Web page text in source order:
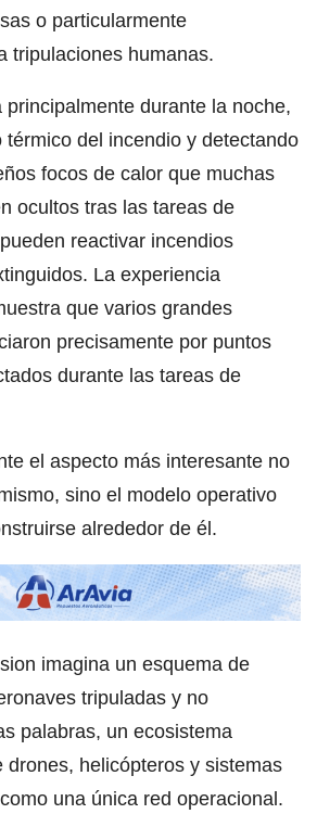
o particularmente
tripulaciones humanas.
principalmente durante la noche,
térmico del incendio y detectando
focos de calor que muchas
ocultos tras las tareas de
reactivar incendios
La experiencia
que varios grandes
precisamente por puntos
durante las tareas de
el aspecto más interesante no
sino el modelo operativo
alrededor de él.
imagina un esquema de
tripuladas y no
palabras, un ecosistema
drones, helicópteros y sistemas
una única red operacional.